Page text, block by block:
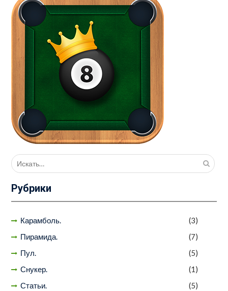
Поиск
для:
Рубрики
Карамболь.
(3)
Пирамида.
(7)
Пул.
(5)
Снукер.
(1)
Статьи.
(5)